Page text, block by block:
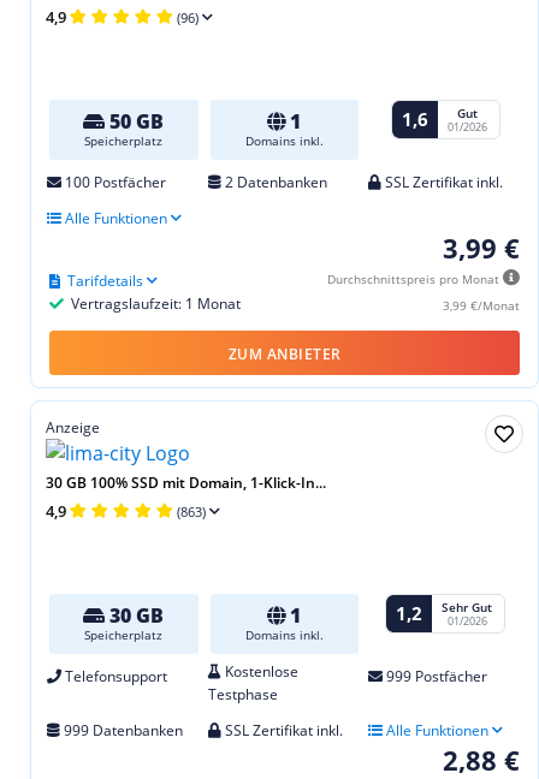
4,9 (96)
50 GB
Speicherplatz
1
Domains inkl.
1,6 Gut
01/2026
100 Postfächer 2 Datenbanken
SSL Zertifikat inkl.
Alle Funktionen
3,99 €
Durchschnittspreis pro Monat
3,99 €/Monat
Vertragslaufzeit: 1 Monat
Tarifdetails
ZUM ANBIETER
Anzeige
30 GB 100% SSD mit Domain, 1-Klick-In...
4,9 (863)
30 GB
Speicherplatz
1
Domains inkl.
1,2 Sehr Gut
01/2026
Telefonsupport
Kostenlose
Testphase
999 Postfächer
999 Datenbanken SSL Zertifikat inkl. Alle Funktionen
2,88 €